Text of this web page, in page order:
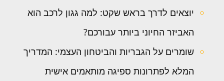
יוצאים לדרך בראש שקט: למה גגון לרכב הוא
האביזר החיוני ביותר עבורכם?
שומרים על הגבריות והביטחון העצמי: המדריך
המלא לפתרונות ספיגה מותאמים אישית